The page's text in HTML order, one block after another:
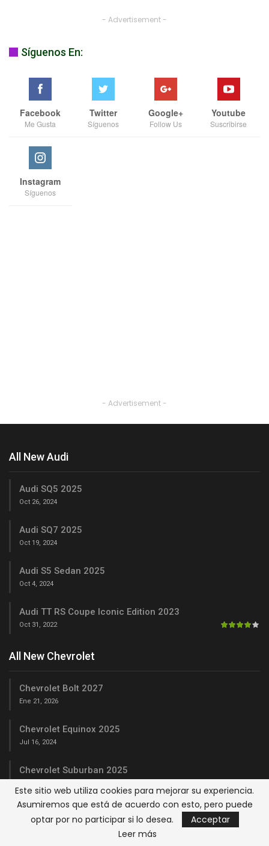
- Advertisement -
Síguenos En:
Facebook
Me Gusta
Twitter
Síguenos
Google+
Follow Us
Youtube
Suscribirse
Instagram
Síguenos
- Advertisement -
All New Audi
Audi SQ5 2025
Oct 26, 2024
Audi SQ7 2025
Oct 19, 2024
Audi S5 Sedan 2025
Oct 4, 2024
Audi TT RS Coupe Iconic Edition 2023
Oct 31, 2022
All New Chevrolet
Chevrolet Bolt 2027
Ene 21, 2026
Chevrolet Equinox 2025
Jul 16, 2024
Chevrolet Suburban 2025
Chevrolet Tahoe 2025
Jul 12, 2024
Este sitio web utiliza cookies para mejorar su experiencia.
Asumiremos que está de acuerdo con esto, pero puede
optar por no participar si lo desea.
Acceptar
Leer más